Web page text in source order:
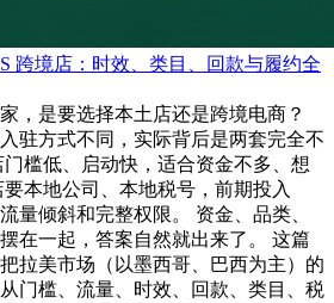
跨境店：时效、类目、回款与履约全
，是要选择本土店还是跨境电商？
驻方式不同，实际背后是两套完全不
槛低、启动快，适合资金不多、想
本地公司、本地税号，前期投入
量倾斜和完整权限。 资金、品类、
在一起，答案自然就出来了。 这篇
拉美市场（以墨西哥、巴西为主）的
门槛、流量、时效、回款、类目、税